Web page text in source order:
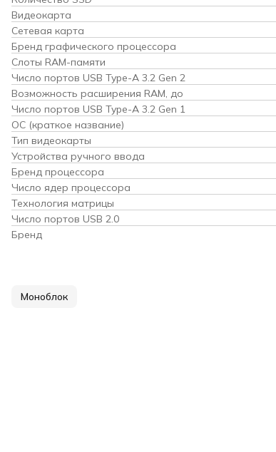
Видеокарта
Сетевая карта
Бренд графического процессора
Слоты RAM-памяти
Число портов USB Type-A 3.2 Gen 2
Возможность расширения RAM, до
Число портов USB Type-A 3.2 Gen 1
ОС (краткое название)
Тип видеокарты
Устройства ручного ввода
Бренд процессора
Число ядер процессора
Технология матрицы
Число портов USB 2.0
Бренд
Моноблок